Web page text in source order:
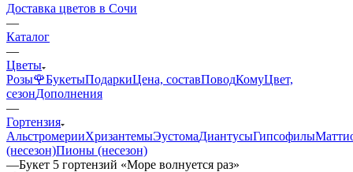
Доставка цветов в Сочи
—
Каталог
—
Цветы
Розы🌹БукетыПодаркиЦена, составПоводКомуЦвет,
сезонДополнения
—
Гортензия
АльстромерииХризантемыЭустомаДиантусыГипсофилы
(несезон)Пионы (несезон)
—Букет 5 гортензий «Море волнуется раз»